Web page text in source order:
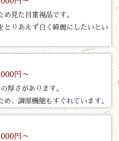
め見た目重視品です。
とりあえず白く綺麗にしたいとい
円～
厚さがあります。
め、調湿機能もすぐれています。
円～